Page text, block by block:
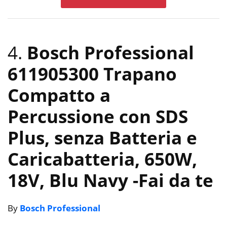
4. Bosch Professional
611905300 Trapano
Compatto a
Percussione con SDS
Plus, senza Batteria e
Caricabatteria, 650W,
18V, Blu Navy -Fai da te
By Bosch Professional